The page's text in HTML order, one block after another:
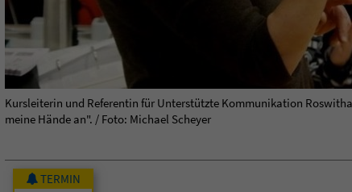
Kursleiterin und Referentin für Unterstützte Kommunikation
meine Hände an". / Foto: Michael Scheyer
TERMIN